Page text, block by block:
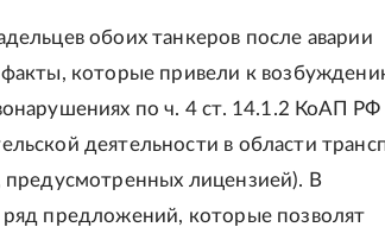
обоих танкеров после аварии
которые привели к
по ч. 4 ст. 14.1.2 КоАП РФ
деятельности в области
лицензией). В
предложений, которые позволят